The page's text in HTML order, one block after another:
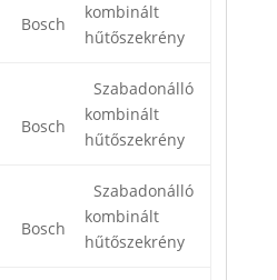
Bosch
kombinált
hűtőszekrény
Bosch
Szabadonálló
kombinált
hűtőszekrény
Bosch
Szabadonálló
kombinált
hűtőszekrény